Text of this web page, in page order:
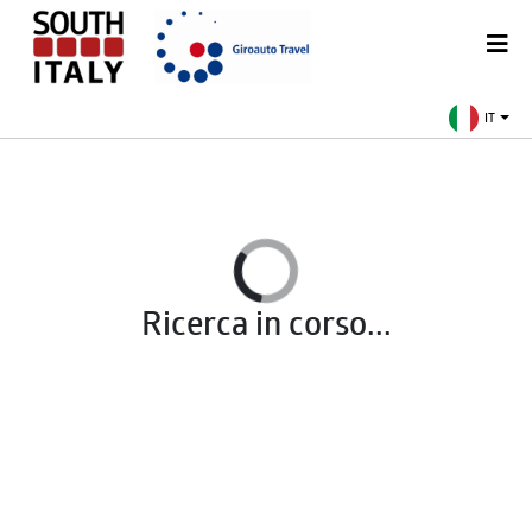
IT
Ricerca in corso...